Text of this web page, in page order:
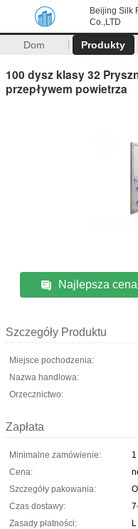
Beijing Silk
Co.,LTD
Dom Produkty
100 dysz klasy 32
przepływem powietrza
Najlepsza cena
Szczegóły Produktu
Miejsce pochodzenia:
Nazwa handlowa:
Orzecznictwo:
Zapłata
Minimalne zamówienie:
Cena:
Szczegóły pakowania:
Czas dostawy:
Zasady płatności: